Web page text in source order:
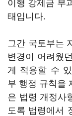
이행 강제금 부
태입니다.
그간 국토부는
변경이 어려웠
게 적용할 수
부 행정 규칙을
은 법령 개정사
도록 법령에서